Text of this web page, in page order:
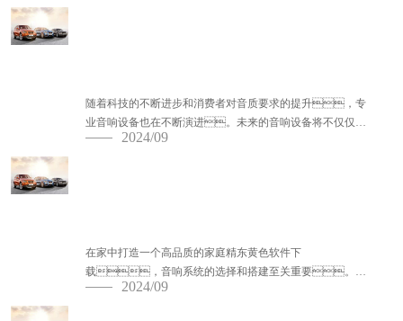
随着科技的不断进步和消费者对音质要求的提升，专
业音响设备也在不断演进。未来的音响设备将不仅仅是
传递声音的工具，更将成为智慧家庭、现场演
2024/09
在家中打造一个高品质的家庭精东黄色软件下
载，音响系统的选择和搭建至关重要。一
个优秀的音响系统不仅能为观影体验增添震撼，还能
2024/09